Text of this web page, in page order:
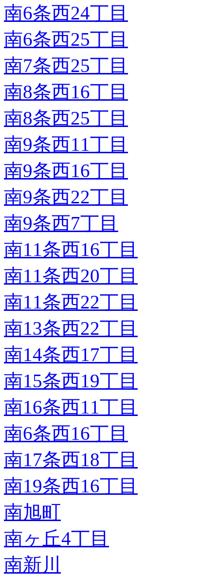
南6条西24丁目
南6条西25丁目
南7条西25丁目
南8条西16丁目
南8条西25丁目
南9条西11丁目
南9条西16丁目
南9条西22丁目
南9条西7丁目
南11条西16丁目
南11条西20丁目
南11条西22丁目
南13条西22丁目
南14条西17丁目
南15条西19丁目
南16条西11丁目
南6条西16丁目
南17条西18丁目
南19条西16丁目
南旭町
南ヶ丘4丁目
南新川